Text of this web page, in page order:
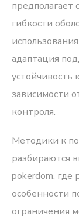
гибкости
адаптация
устойчивость
зависимости
контроля.
Методики к
разбираются
pokerdom, где
особенности
ограничения